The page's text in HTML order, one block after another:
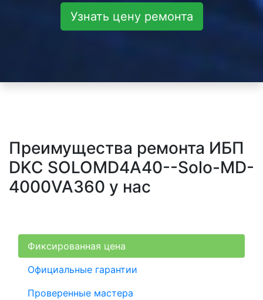
Узнать цену ремонта
Преимущества ремонта ИБП
DKC SOLOMD4A40--Solo-MD-
4000VA360 у нас
Фиксированная цена
Официальные гарантии
Проверенные мастера